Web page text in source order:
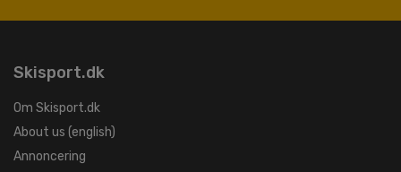
Skisport.dk
Om Skisport.dk
About us (english)
Annoncering